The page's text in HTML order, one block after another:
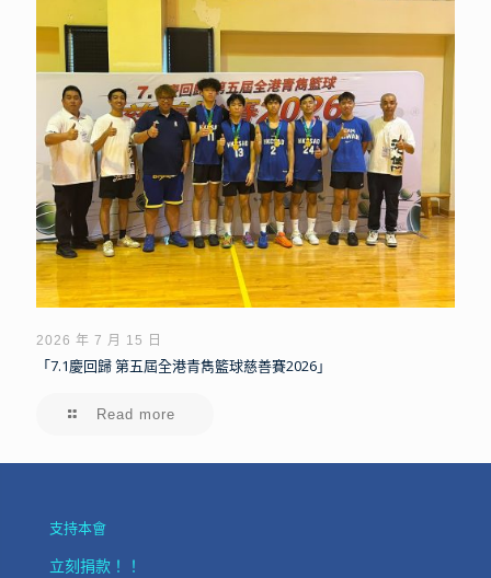
2026 年 7 月 15 日
「7.1慶回歸 第五屆全港青雋籃球慈善賽2026」
Read more
支持本會
立刻捐款！！